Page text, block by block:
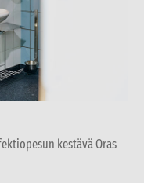
kestävä Oras